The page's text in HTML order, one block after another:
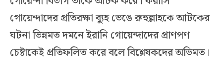
গোয়েন্দাদের প্রতিরক্ষা ব্যুহ ভেঙে রুহুল্লাহকে আটকের
ঘটনা ভিন্নমত দমনে ইরানি গোয়েন্দাদের প্রাণপণ
চেষ্টাকেই প্রতিফলিত করে বলে বিশ্লেষকদের অভিমত।